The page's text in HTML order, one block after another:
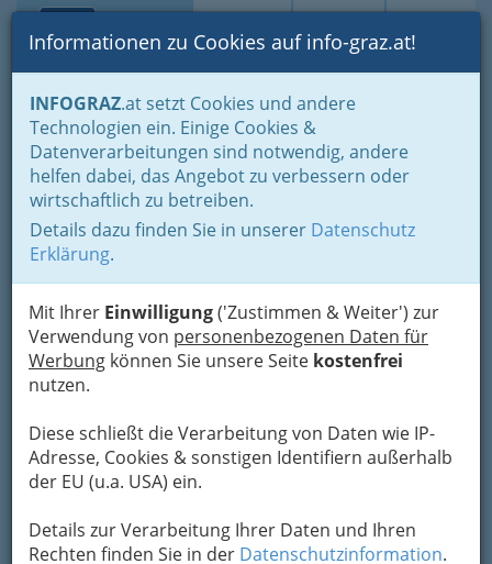
Suche Login Toggle
Informationen zu Cookies auf info-graz.at!
INFOGRAZ.at setzt Cookies und andere
Technologien ein. Einige Cookies &
Datenverarbeitungen sind notwendig, andere
helfen dabei, das Angebot zu verbessern oder
wirtschaftlich zu betreiben.
Details dazu finden Sie in unserer Datenschutz
Erklärung.
Mit Ihrer Einwilligung('Zustimmen & Weiter') zur
Verwendung von personenbezogenen Daten für
Werbung können Sie unsere Seite kostenfrei
nutzen.
Diese schließt die Verarbeitung von Daten wie IP-
Adresse, Cookies & sonstigen Identifiern außerhalb
der EU (u.a. USA) ein.
Details zur Verarbeitung Ihrer Daten und Ihren
Rechten finden Sie in der Datenschutzinformation.
Home Branchen
Einkaufen & Schenken - der Handel
Handel in Graz
Dinge des täglichen Lebens
Naturprodukte Graz und Umgebung
Blumenbinder & Floristen Graz und Umgebung
Florist Graz / Floristin -
Blumenbinder /
Blumenbinderin -
Blumengeschäft
Blumen kaufen in Graz, Pflanzen
aus Graz Umgebung